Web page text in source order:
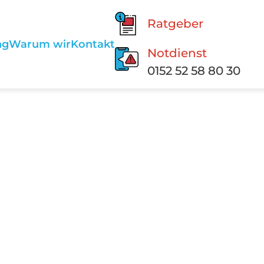
Warum wirKontakt
Ratgeber
Notdienst
0152 52 58 80 30